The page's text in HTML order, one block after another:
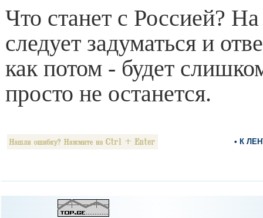
Что станет с Россией?
следует задуматься и
как потом - будет
просто не останется.
• К